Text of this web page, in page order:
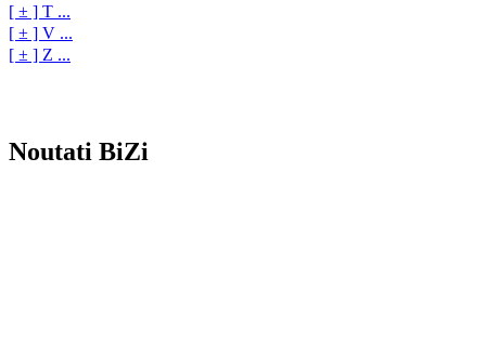
[ ± ] T ...
[ ± ] V ...
[ ± ] Z ...
Noutati BiZi